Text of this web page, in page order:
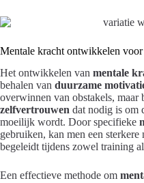
Mentale kracht ontwikkelen
Het ontwikkelen van mentale
behalen van duurzame
overwinnen van obstakels, maar
zelfvertrouwen dat nodig is om
moeilijk wordt. Door specifieke
gebruiken, kan men een
begeleidt tijdens zowel training
Een effectieve methode om